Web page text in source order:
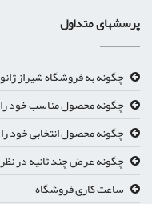
متداول
چگونه به فروشگاه شیراز ژانومه
چگونه محصول مناسب خود را
چگونه محصول انتخابی خود را
چگونه عرض چند ثانیه در
ساعت کاری فروشگاه